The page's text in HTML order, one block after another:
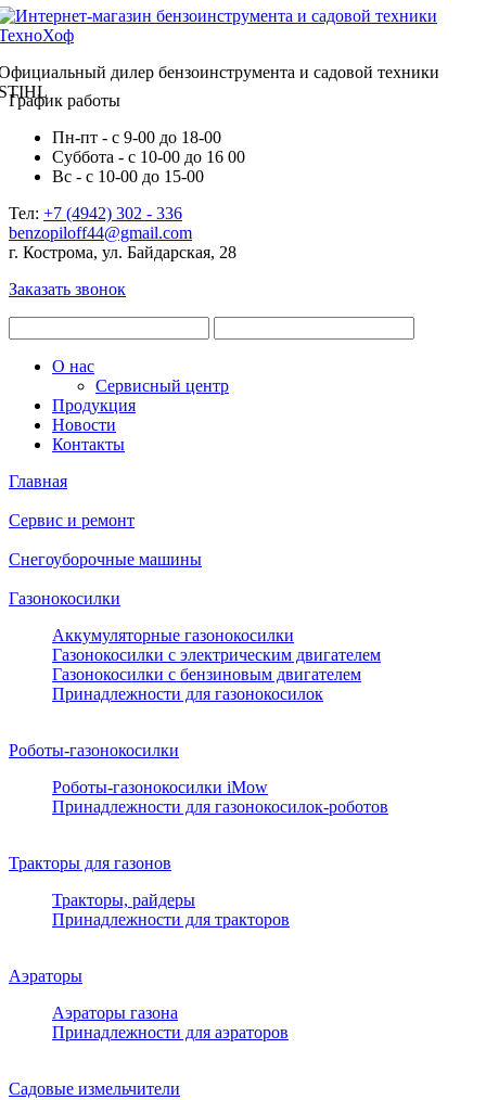
дилер бензоинструмента и садовой техники
График работы
Пн-пт - с 9-00 до 18-00
Суббота - с 10-00 до 16 00
Вс - с 10-00 до 15-00
Тел: +7 (4942) 302 - 336
benzopiloff44@gmail.com
г. Кострома, ул. Байдарская, 28
Заказать звонок
О нас
Сервисный центр
Продукция
Новости
Контакты
Главная
Сервис и ремонт
Снегоуборочные машины
Газонокосилки
Аккумуляторные газонокосилки
Газонокосилки с электрическим двигателем
Газонокосилки с бензиновым двигателем
Принадлежности для газонокосилок
Роботы-газонокосилки
Роботы-газонокосилки iMow
Принадлежности для газонокосилок-роботов
Тракторы для газонов
Тракторы, райдеры
Принадлежности для тракторов
Аэраторы
Аэраторы газона
Принадлежности для аэраторов
Садовые измельчители